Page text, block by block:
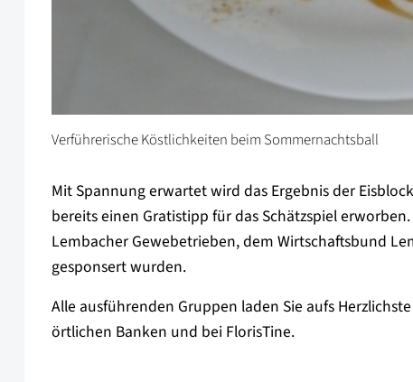
Verführerische Köstlichkeiten beim Sommernachtsball
Mit Spannung erwartet wird das Ergebnis der
bereits einen Gratistipp für das Schätzspiel
Lembacher Gewebetrieben, dem Wirtschaftsbund
gesponsert wurden.
Alle ausführenden Gruppen laden Sie aufs
örtlichen Banken und bei FlorisTine.